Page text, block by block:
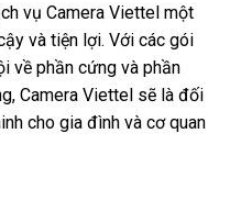
vụ Camera Viettel một
và tiện lợi. Với các gói
về phần cứng và phần
Camera Viettel sẽ là đối
cho gia đình và cơ quan